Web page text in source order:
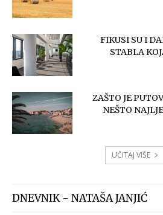
FIKUSI SU I
STABLA
ZAŠTO JE
NEŠTO
UČITAJ VIŠE
DNEVNIK - NATAŠA JANJIĆ